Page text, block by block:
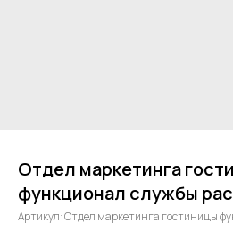
Отдел маркетинга
функционал службы
Артикул:Отдел маркетинга гостиницы